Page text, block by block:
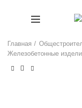
Главная
Железобетонные